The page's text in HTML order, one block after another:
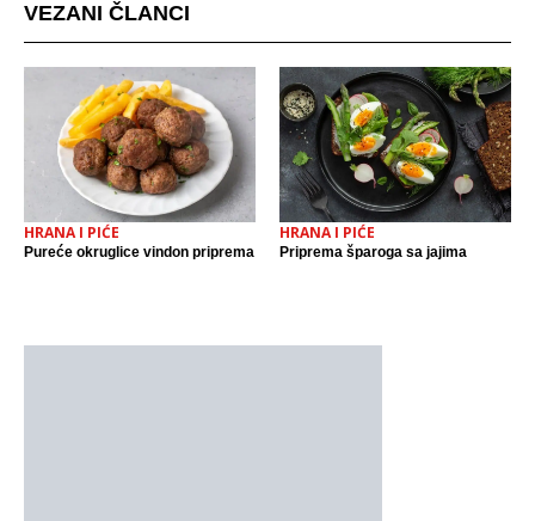
VEZANI ČLANCI
HRANA I PIĆE
Pureće okruglice vindon priprema
HRANA I PIĆE
Priprema šparoga sa jajima